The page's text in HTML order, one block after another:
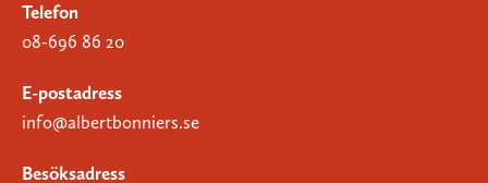
Telefon
08-696 86 20
E-postadress
info@albertbonniers.se
Besöksadress